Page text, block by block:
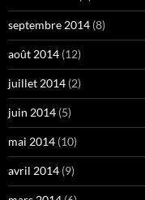
septembre 2014 (8)
août 2014 (12)
juillet 2014 (2)
juin 2014 (5)
mai 2014 (10)
avril 2014 (9)